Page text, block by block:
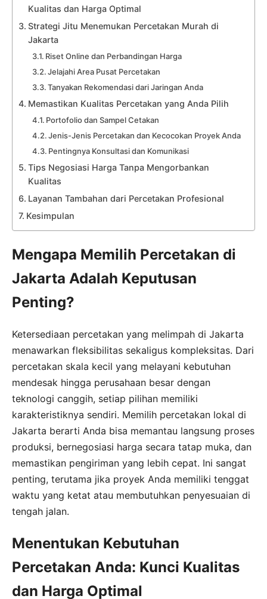
Kualitas dan Harga Optimal
Strategi Jitu Menemukan Percetakan Murah di
Jakarta
Riset Online dan Perbandingan Harga
Jelajahi Area Pusat Percetakan
Tanyakan Rekomendasi dari Jaringan Anda
Memastikan Kualitas Percetakan yang Anda Pilih
Portofolio dan Sampel Cetakan
Jenis-Jenis Percetakan dan Kecocokan Proyek Anda
Pentingnya Konsultasi dan Komunikasi
Tips Negosiasi Harga Tanpa Mengorbankan
Kualitas
Layanan Tambahan dari Percetakan Profesional
Kesimpulan
Mengapa Memilih Percetakan di
Jakarta Adalah Keputusan
Penting?
Ketersediaan percetakan yang melimpah di Jakarta
menawarkan fleksibilitas sekaligus kompleksitas. Dari
percetakan skala kecil yang melayani kebutuhan
mendesak hingga perusahaan besar dengan
teknologi canggih, setiap pilihan memiliki
karakteristiknya sendiri. Memilih percetakan lokal di
Jakarta berarti Anda bisa memantau langsung proses
produksi, bernegosiasi harga secara tatap muka, dan
memastikan pengiriman yang lebih cepat. Ini sangat
penting, terutama jika proyek Anda memiliki tenggat
waktu yang ketat atau membutuhkan penyesuaian di
tengah jalan.
Menentukan Kebutuhan
Percetakan Anda: Kunci Kualitas
dan Harga Optimal